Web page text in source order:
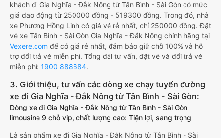
khách đi Gia Nghĩa - Đắk Nông từ Tân Bình - Sài Gòn có mức
giá dao động từ 250000 đồng - 519300 đồng. Trong đó, nhà
xe Phương Hồng Linh có giá vé rẻ nhất, chỉ 250000 đồng. Đặt
vé xe Tân Bình - Sài Gòn Gia Nghĩa - Đắk Nông chính hãng tại
Vexere.com để có giá rẻ nhất, đảm bảo giữ chỗ 100% và hỗ
trợ đổi trả vé miễn phí. Tổng đài tư vấn, đặt vé và đổi trả vé
miễn phí: 1900 888684.
3. Giới thiệu, tư vấn các dòng xe chạy tuyến đường
xe đi Gia Nghĩa - Đắk Nông từ Tân Bình - Sài Gòn:
Dòng xe đi Gia Nghĩa - Đắk Nông từ Tân Bình - Sài Gòn
limousine 9 chỗ vip, chất lượng cao: Tiện lợi, sang trọng
Là sản phẩm xe đi Gia Nghĩa - Đắk Nông từ Tân Bình - Sài